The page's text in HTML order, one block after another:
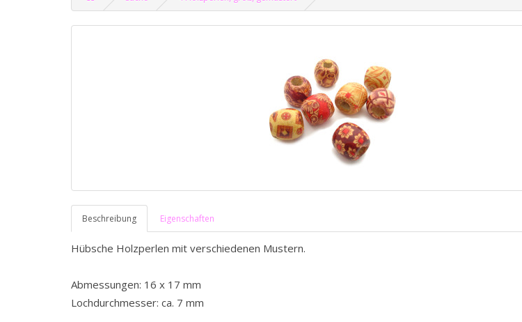
Beschreibung Eigenschaften
Hübsche Holzperlen mit verschiedenen Mustern.
Abmessungen: 16 x 17 mm
Lochdurchmesser: ca. 7 mm